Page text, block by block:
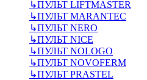
↳ПУЛЬТ LIFTMASTER
↳ПУЛЬТ MARANTEC
↳ПУЛЬТ NERO
↳ПУЛЬТ NICE
↳ПУЛЬТ NOLOGO
↳ПУЛЬТ NOVOFERM
↳ПУЛЬТ PRASTEL